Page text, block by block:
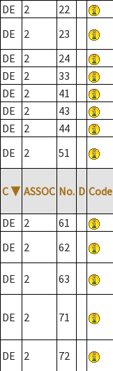
DE
2 22
DE
2 23
DE
2 24
DE
2 33
DE
2 41
DE
2 43
DE
2 44
DE
2 51
C ▼ ASSOC No. D Code
DE 2 61
DE
2 62
DE 2 63
DE 2 71
DE 2 72